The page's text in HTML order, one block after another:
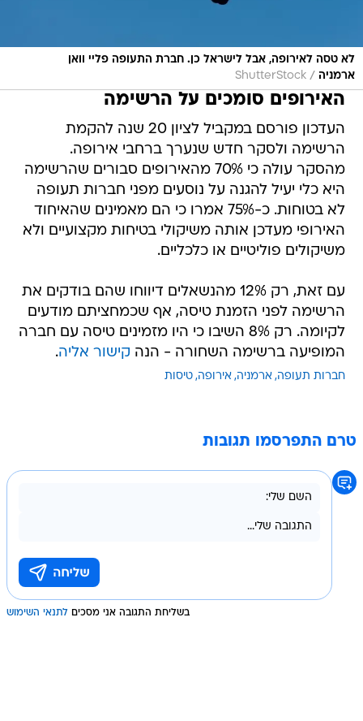
לא טסה לאירופה, אבל לישראל כן. חברת התעופה פליי וואן
ארמניה /
ShutterStock
האירופים סומכים על הרשימה
העדכון פורסם במקביל לציון 20 שנה להקמת
הרשימה ולסקר חדש שנערך ברחבי אירופה.
מהסקר עולה כי 70% מהאירופים סבורים שהרשימה
היא כלי יעיל להגנה על נוסעים מפני חברות תעופה
לא בטוחות. כ-75% אמרו כי הם מאמינים שהאיחוד
האירופי מעדכן אותה משיקולי בטיחות מקצועיים ולא
משיקולים פוליטיים או כלכליים.
עם זאת, רק 12% מהנשאלים דיווחו שהם בודקים את
הרשימה לפני הזמנת טיסה, אף שכמחציתם מודעים
לקיומה. רק 8% השיבו כי היו מזמינים טיסה עם חברה
המופיעה ברשימה השחורה - הנה קישור אליה.
חברות תעופה ארמניה אירופה טיסות
טרם התפרסמו תגובות
בשליחת התגובה אני מסכים לתנאי השימוש